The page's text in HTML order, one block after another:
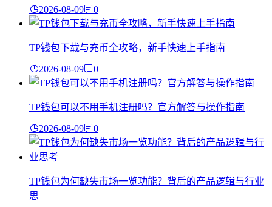
2026-08-09 0
TP钱包下载与充币全攻略，新手快速上手指南
2026-08-09 0
TP钱包可以不用手机注册吗？官方解答与操作指南
2026-08-09 0
TP钱包为何缺失市场一览功能？背后的产品逻辑与行业
思